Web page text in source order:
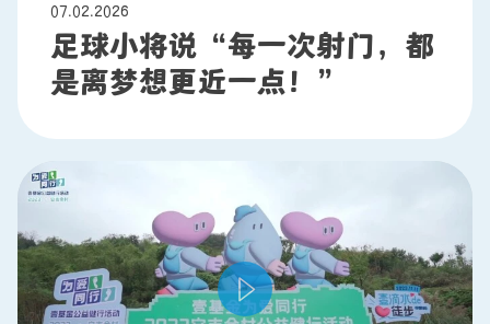
07.02.2026
足球小将说“每一次射门，都
是离梦想更近一点！”